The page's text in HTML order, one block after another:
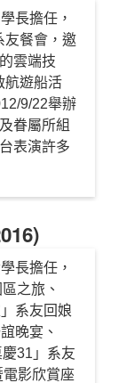
長擔任，
友餐會，邀
雲端技
航遊船活
9/22舉辦
眷屬所組
表演許多
長擔任，
之旅、
系友回娘
晚宴、
31」系友
電影欣賞座